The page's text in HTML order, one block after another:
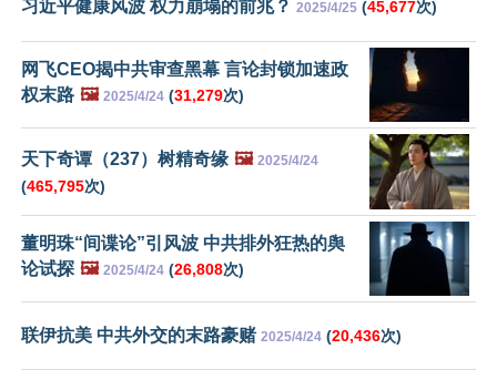
习近平健康风波 权力崩塌的前兆？ 2025/4/25 (45,677次)
网飞CEO揭中共审查黑幕 言论封锁加速政
权末路 🖼️ 2025/4/24 (31,279次)
天下奇谭（237）树精奇缘 🖼️ 2025/4/24
(465,795次)
董明珠“间谍论”引风波 中共排外狂热的舆
论试探 🖼️ 2025/4/24 (26,808次)
联伊抗美 中共外交的末路豪赌 2025/4/24 (20,436次)